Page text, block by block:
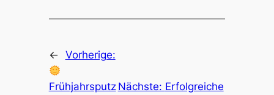
← Vorherige:
Frühjahrsputz Nächste: Erfolgreiche